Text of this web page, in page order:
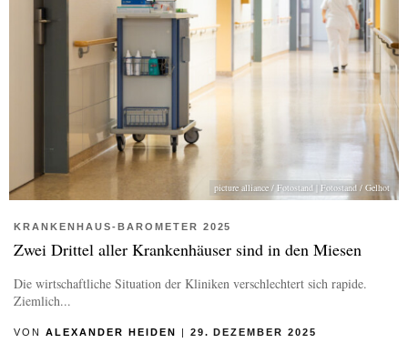
picture alliance / Fotostand | Fotostand / Gelhot
KRANKENHAUS-BAROMETER 2025
Zwei Drittel aller Krankenhäuser sind in den Miesen
Die wirtschaftliche Situation der Kliniken verschlechtert sich rapide.
Ziemlich...
VON ALEXANDER HEIDEN 29. DEZEMBER 2025